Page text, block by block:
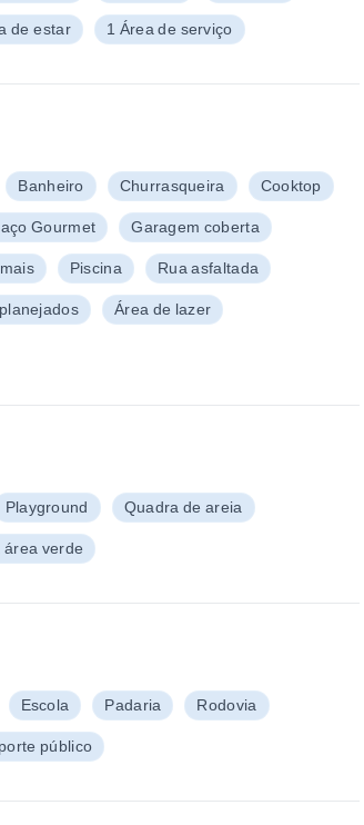
de estar 1 Área de serviço
Banheiro Churrasqueira Cooktop
Gourmet Garagem coberta
Piscina Rua asfaltada
Área de lazer
Playground Quadra de areia
área verde
Escola Padaria Rodovia
público